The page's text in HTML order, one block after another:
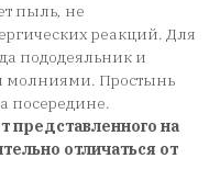
пыль, не
реакций. Для
пододеяльник и
молниями. Простынь
посередине.
представленного на
отличаться от